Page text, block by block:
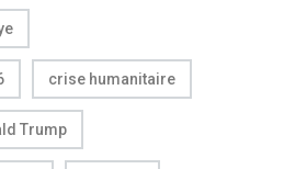
crise humanitaire
Trump